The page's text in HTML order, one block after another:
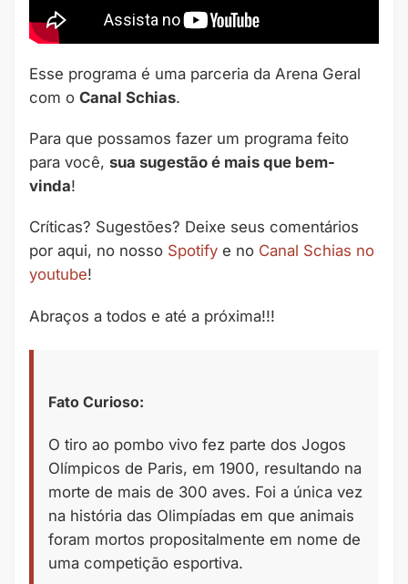
Esse programa é uma parceria da Arena Geral
com o Canal Schias.
Para que possamos fazer um programa feito
para você, sua sugestão é mais que bem-
vinda!
Críticas? Sugestões? Deixe seus comentários
por aqui, no nosso Spotify e no Canal Schias no
youtube!
Abraços a todos e até a próxima!!!
Fato Curioso:
O tiro ao pombo vivo fez parte dos Jogos
Olímpicos de Paris, em 1900, resultando na
morte de mais de 300 aves. Foi a única vez
na história das Olimpíadas em que animais
foram mortos propositalmente em nome de
uma competição esportiva.